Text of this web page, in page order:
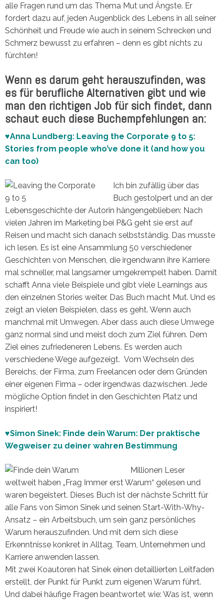
alle Fragen rund um das Thema Mut und Ängste. Er
fordert dazu auf, jeden Augenblick des Lebens in all seiner
Schönheit und Freude wie auch in seinem Schrecken und
Schmerz bewusst zu erfahren – denn es gibt nichts zu
fürchten!
Wenn es darum geht herauszufinden, was
es für berufliche Alternativen gibt und wie
man den richtigen Job für sich findet, dann
schaut euch diese Buchempfehlungen an:
♥Anna Lundberg: Leaving the Corporate 9 to 5:
Stories from people who’ve done it (and how you
can too)
Ich bin zufällig über das
Buch gestolpert und an der
Lebensgeschichte der Autorin hängengeblieben: Nach
vielen Jahren im Marketing bei P&G geht sie erst auf
Reisen und macht sich danach selbstständig. Das musste
ich lesen. Es ist eine Ansammlung 50 verschiedener
Geschichten von Menschen, die irgendwann ihre Karriere
mal schneller, mal langsamer umgekrempelt haben. Damit
schafft Anna viele Beispiele und gibt viele Learnings aus
den einzelnen Stories weiter. Das Buch macht Mut. Und es
zeigt an vielen Beispielen, dass es geht. Wenn auch
manchmal mit Umwegen. Aber dass auch diese Umwege
ganz normal sind und meist doch zum Ziel führen. Dem
Ziel eines zufriedeneren Lebens. Es werden auch
verschiedene Wege aufgezeigt. Vom Wechseln des
Bereichs, der Firma, zum Freelancen oder dem Gründen
einer eigenen Firma – oder irgendwas dazwischen. Jede
mögliche Option findet in den Geschichten Platz und
inspiriert!
♥Simon Sinek: Finde dein Warum: Der praktische
Wegweiser zu deiner wahren Bestimmung
Millionen Leser
weltweit haben „Frag Immer erst Warum“ gelesen und
waren begeistert. Dieses Buch ist der nächste Schritt für
alle Fans von Simon Sinek und seinen Start-With-Why-
Ansatz – ein Arbeitsbuch, um sein ganz persönliches
Warum herauszufinden. Und mit dem sich diese
Erkenntnisse konkret in Alltag, Team, Unternehmen und
Karriere anwenden lassen.
Mit zwei Koautoren hat Sinek einen detaillierten Leitfaden
erstellt, der Punkt für Punkt zum eigenen Warum führt.
Und dabei häufige Fragen beantwortet wie: Was ist, wenn